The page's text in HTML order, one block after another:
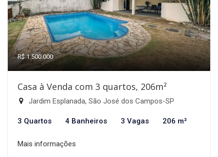
R$ 1.500.000
Casa à Venda com 3 quartos, 206m²
Jardim Esplanada, São José dos Campos-SP
3 Quartos 4 Banheiros 3 Vagas 206 m²
Mais informações